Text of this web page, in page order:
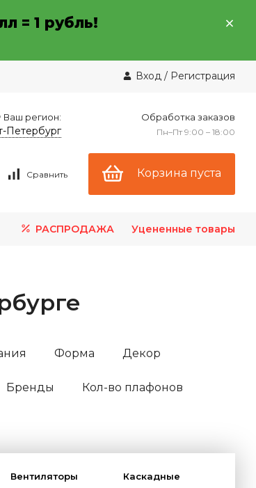
= 1 рубль!
Вход / Регистрация
Ваш регион:
Петербург
Обработка заказов
Пн–Пт 9:00 – 18:00
Сравнить Корзина пуста
РАСПРОДАЖА Уцененные товары
Форма Декор
Бренды Кол-во плафонов
Вентиляторы Каскадные